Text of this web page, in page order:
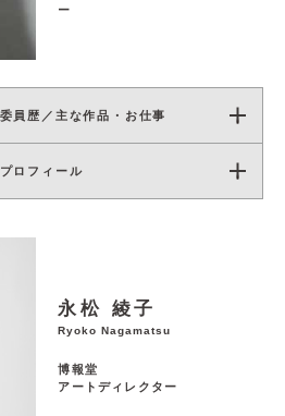
ー
員歴／主な作品・お仕事
プロフィール
永松 綾子
Ryoko Nagamatsu
博報堂
アートディレクター